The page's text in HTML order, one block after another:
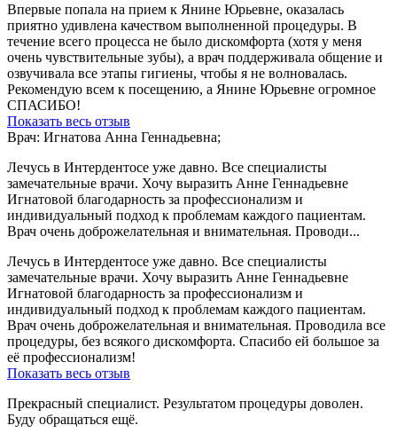
Впервые попала на прием к Янине Юрьевне, оказалась
приятно удивлена качеством выполненной процедуры. В
течение всего процесса не было дискомфорта (хотя у меня
очень чувствительные зубы), а врач поддерживала общение и
озвучивала все этапы гигиены, чтобы я не волновалась.
Рекомендую всем к посещению, а Янине Юрьевне огромное
СПАСИБО!
Показать весь отзыв
Врач: Игнатова Анна Геннадьевна;
Лечусь в Интердентосе уже давно. Все специалисты
замечательные врачи. Хочу выразить Анне Геннадьевне
Игнатовой благодарность за профессионализм и
индивидуальный подход к проблемам каждого пациентам.
Врач очень доброжелательная и внимательная. Проводи...
Лечусь в Интердентосе уже давно. Все специалисты
замечательные врачи. Хочу выразить Анне Геннадьевне
Игнатовой благодарность за профессионализм и
индивидуальный подход к проблемам каждого пациентам.
Врач очень доброжелательная и внимательная. Проводила все
процедуры, без всякого дискомфорта. Спасибо ей большое за
её профессионализм!
Показать весь отзыв
Прекрасный специалист. Результатом процедуры доволен.
Буду обращаться ещё.